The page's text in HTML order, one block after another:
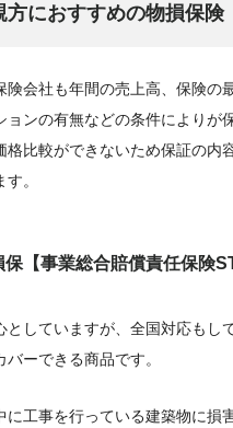
方におすすめの物損保険
険会社も年間の売上高、保険の
ョンの有無などの条件によりが
格比較ができないため保証の内
。
保【事業総合賠償責任保険
としていますが、全国対応もし
バーできる商品です。
に工事を行っている建築物に損